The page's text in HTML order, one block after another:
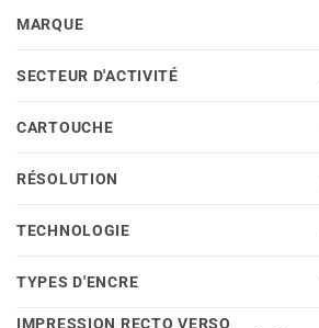
MARQUE
SECTEUR D'ACTIVITÉ
CARTOUCHE
RÉSOLUTION
TECHNOLOGIE
TYPES D'ENCRE
IMPRESSION RECTO VERSO